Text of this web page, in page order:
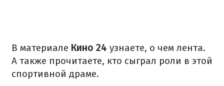
В материале Кино 24 узнаете, о чем лента.
А также прочитаете, кто сыграл роли в этой
спортивной драме.